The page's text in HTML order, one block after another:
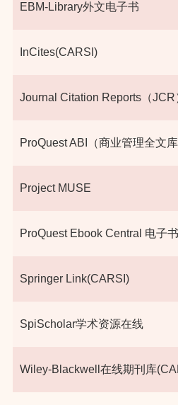
EBM-Library外文电子书
InCites(CARSI)
Journal Citation Reports（
ProQuest ABI（商业管理全文
Project MUSE
ProQuest Ebook Central 电子书
Springer Link(CARSI)
SpiScholar学术资源在线
Wiley-Blackwell在线期刊库